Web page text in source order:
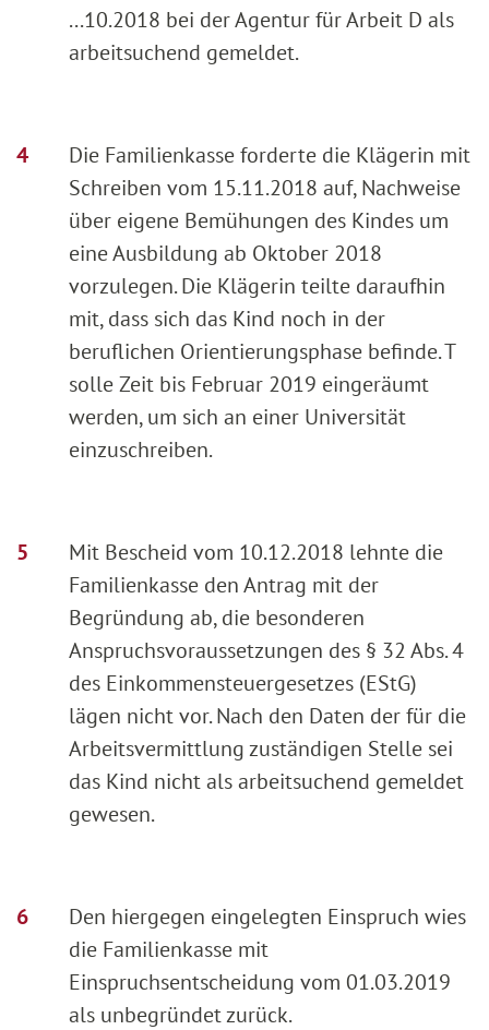
...10.2018 bei der Agentur für Arbeit D als
arbeitsuchend gemeldet.
Die Familienkasse forderte die Klägerin mit
Schreiben vom 15.11.2018 auf, Nachweise
über eigene Bemühungen des Kindes um
eine Ausbildung ab Oktober 2018
vorzulegen. Die Klägerin teilte daraufhin
mit, dass sich das Kind noch in der
beruflichen Orientierungsphase befinde. T
solle Zeit bis Februar 2019 eingeräumt
werden, um sich an einer Universität
einzuschreiben.
Mit Bescheid vom 10.12.2018 lehnte die
Familienkasse den Antrag mit der
Begründung ab, die besonderen
Anspruchsvoraussetzungen des § 32 Abs. 4
des Einkommensteuergesetzes (EStG)
lägen nicht vor. Nach den Daten der für die
Arbeitsvermittlung zuständigen Stelle sei
das Kind nicht als arbeitsuchend gemeldet
gewesen.
Den hiergegen eingelegten Einspruch wies
die Familienkasse mit
Einspruchsentscheidung vom 01.03.2019
als unbegründet zurück.